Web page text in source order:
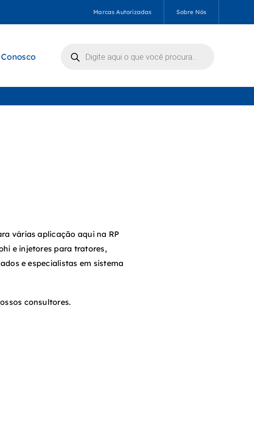
Marcas Autorizadas Sobre Nós
produtos
várias aplicação aqui na RP
e injetores para tratores,
e especialistas em sistema
consultores.